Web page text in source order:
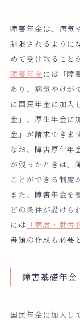
障害年金は、病気
制限されるように
めて受け取ること
障害年金 には「障
あり、病気やけが
に国民年金に加入
金」、厚生年金に
金」が請求できま
なお、障害厚生年
が残ったときは、
ことができる制度
また、障害年金を
どの条件が設けら
には
「病歴・就労
書類の作成も必要
障害基礎年金
国民年金に加入し